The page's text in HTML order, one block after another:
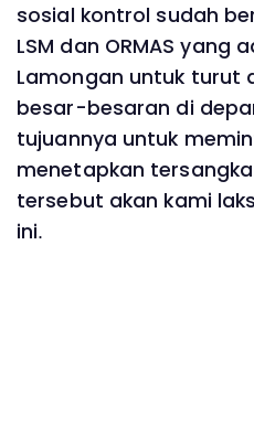
sosial kontrol sudah
LSM dan ORMAS yang
Lamongan untuk turut
besar-besaran di
tujuannya untuk
menetapkan
tersebut akan kami
ini.